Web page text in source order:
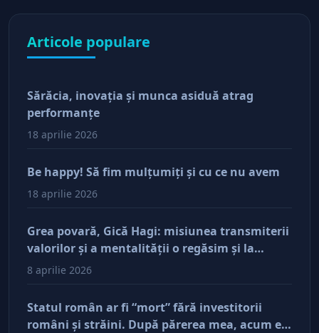
Articole populare
Sărăcia, inovaţia şi munca asiduă atrag
performanţe
18 aprilie 2026
Be happy! Să fim mulţumiţi şi cu ce nu avem
18 aprilie 2026
Grea povară, Gică Hagi: misiunea transmiterii
valorilor şi a mentalităţii o regăsim şi la
antreprenorii care vor să-și lase moştenire
8 aprilie 2026
Statul român ar fi “mort” fără investitorii
români şi străini. După părerea mea, acum e